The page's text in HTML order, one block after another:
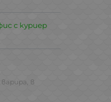
с куриер
в